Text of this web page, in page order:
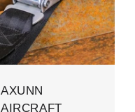
AXUNN
AIRCRAFT